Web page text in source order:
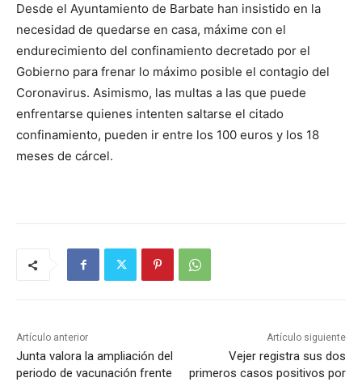
Desde el Ayuntamiento de Barbate han insistido en la
necesidad de quedarse en casa, máxime con el
endurecimiento del confinamiento decretado por el
Gobierno para frenar lo máximo posible el contagio del
Coronavirus. Asimismo, las multas a las que puede
enfrentarse quienes intenten saltarse el citado
confinamiento, pueden ir entre los 100 euros y los 18
meses de cárcel.
Artículo anterior
Junta valora la ampliación del
periodo de vacunación frente
Artículo siguiente
Vejer registra sus dos
primeros casos positivos por